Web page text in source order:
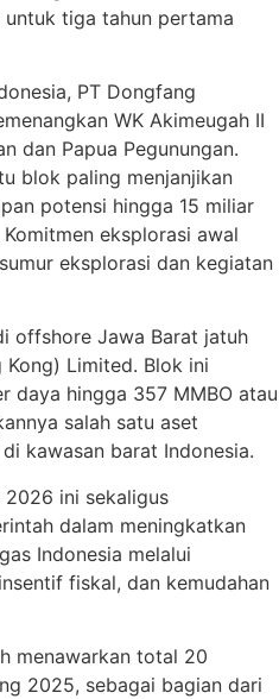
tiga tahun pertama
PT Dongfang
WK Akimeugah II
dan Papua Pegunungan.
blok paling menjanjikan
potensi hingga 15 miliar
eksplorasi awal
eksplorasi dan kegiatan
offshore Jawa Barat jatuh
Limited. Blok ini
daya hingga 357 MMBO atau
salah satu aset
kawasan barat Indonesia.
2026 ini sekaligus
dalam meningkatkan
Indonesia melalui
fiskal, dan kemudahan
menawarkan total 20
2025, sebagai bagian dari